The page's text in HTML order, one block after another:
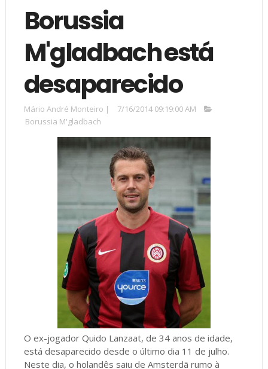
Borussia
M'gladbach está
desaparecido
Mário André Monteiro |
7/16/2014 09:19:00 AM
Borussia M'gladbach
O ex-jogador Quido Lanzaat, de 34 anos de idade,
está desaparecido desde o último dia 11 de julho.
Neste dia, o holandês saiu de Amsterdã rumo à